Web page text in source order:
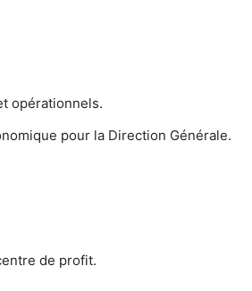
opérationnels.
pour la Direction Générale.
de profit.